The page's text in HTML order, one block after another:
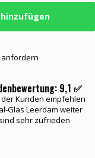
anfordern
9,1 ✅
der Kunden empfehlen
Glas Leerdam weiter
sehr zufrieden